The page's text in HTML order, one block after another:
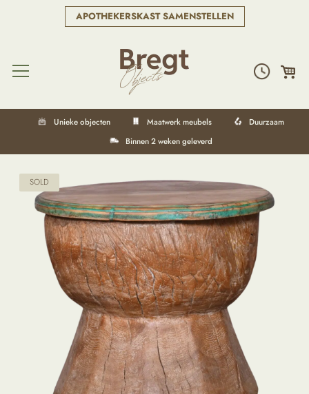
APOTHEKERSKAST SAMENSTELLEN
Unieke objecten Maatwerk meubels
Duurzaam
Binnen 2 weken geleverd
SOLD